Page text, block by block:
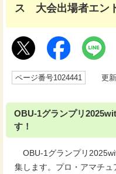
ス 大会出場者エン
ページ番号1024441 更新
OBU-1グランプリ
す！
OBU-1グランプリ
集します。プロ・アマチ